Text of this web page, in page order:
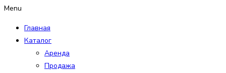
Menu
Главная
Каталог
Аренда
Продажа